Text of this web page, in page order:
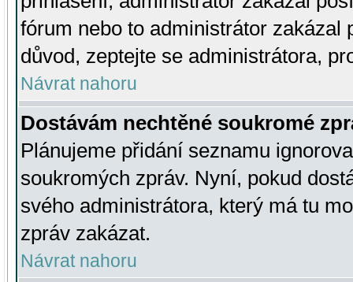
fórum nebo to administrátor zakázal
důvod, zeptejte se administrátora,
Návrat nahoru
Dostávám nechtěné soukromé
Plánujeme přidání seznamu
soukromých zpráv. Nyní, pokud
svého administrátora, který má tu
zpráv zakázat.
Návrat nahoru